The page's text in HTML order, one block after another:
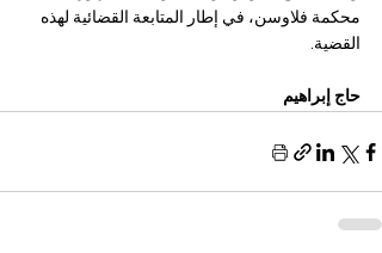
محكمة فلاوسن، في إطار المتابعة القضائية لهذه
القضية.​​​​​​​​​​​​​​​​
حاج إبراهيم